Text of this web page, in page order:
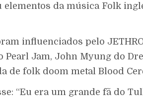
da música Folk
influenciados pelo
Pearl Jam, John Myung do
de folk doom metal Blood
“Eu era um grande fã do